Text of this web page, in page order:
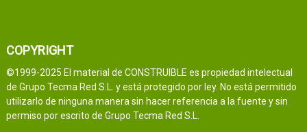
COPYRIGHT
©1999-2025 El material de CONSTRUIBLE es propiedad intelectual
de Grupo Tecma Red S.L. y está protegido por ley. No está permitido
utilizarlo de ninguna manera sin hacer referencia a la fuente y sin
permiso por escrito de Grupo Tecma Red S.L.